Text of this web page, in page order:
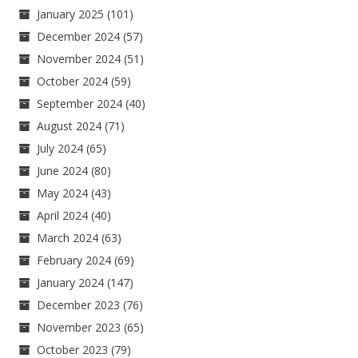
January 2025 (101)
December 2024 (57)
November 2024 (51)
October 2024 (59)
September 2024 (40)
August 2024 (71)
July 2024 (65)
June 2024 (80)
May 2024 (43)
April 2024 (40)
March 2024 (63)
February 2024 (69)
January 2024 (147)
December 2023 (76)
November 2023 (65)
October 2023 (79)